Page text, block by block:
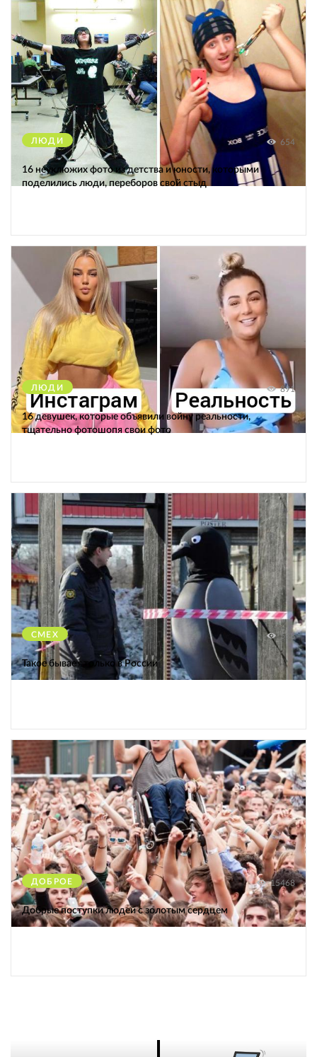
ЛЮДИ 654
16 неуклюжих фото из детства и юности, которыми
поделились люди, переборов свой стыд
ЛЮДИ 891
16 девушек, которые объявили войну реальности,
тщательно фотошопя свои фото
СМЕХ 588
Такое бывает только в России
ДОБРОЕ 15468
Добрые поступки людей с золотым сердцем